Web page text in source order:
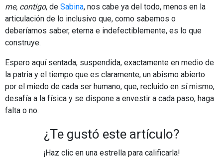
me, contigo, de Sabina, nos cabe ya del todo, menos en la
articulación de lo inclusivo que, como sabemos o
deberíamos saber, eterna e indefectiblemente, es lo que
construye.
Espero aquí sentada, suspendida, exactamente en medio de
la patria y el tiempo que es claramente, un abismo abierto
por el miedo de cada ser humano, que, recluido en sí mismo,
desafía a la física y se dispone a envestir a cada paso, haga
falta o no.
¿Te gustó este artículo?
¡Haz clic en una estrella para calificarla!